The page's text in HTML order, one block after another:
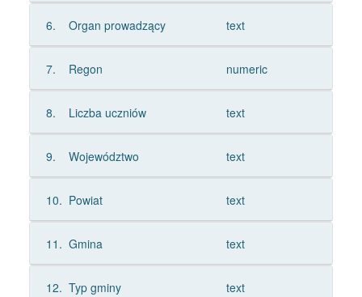
6. Organ prowadzący text
7. Regon numeric
8. Liczba uczniów text
9. Województwo text
10. Powiat text
11. Gmina text
12. Typ gminy text